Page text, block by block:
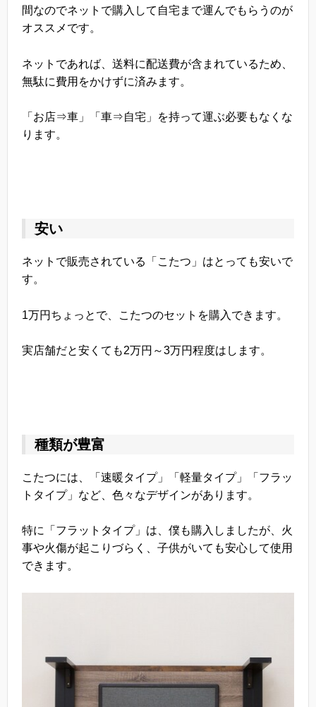
間なのでネットで購入して自宅まで運んでもらうのが
オススメです。
ネットであれば、送料に配送費が含まれているため、
無駄に費用をかけずに済みます。
「お店⇒車」「車⇒自宅」を持って運ぶ必要もなくな
ります。
安い
ネットで販売されている「こたつ」はとっても安いで
す。
1万円ちょっとで、こたつのセットを購入できます。
実店舗だと安くても2万円～3万円程度はします。
種類が豊富
こたつには、「速暖タイプ」「軽量タイプ」「フラッ
トタイプ」など、色々なデザインがあります。
特に「フラットタイプ」は、僕も購入しましたが、火
事や火傷が起こりづらく、子供がいても安心して使用
できます。